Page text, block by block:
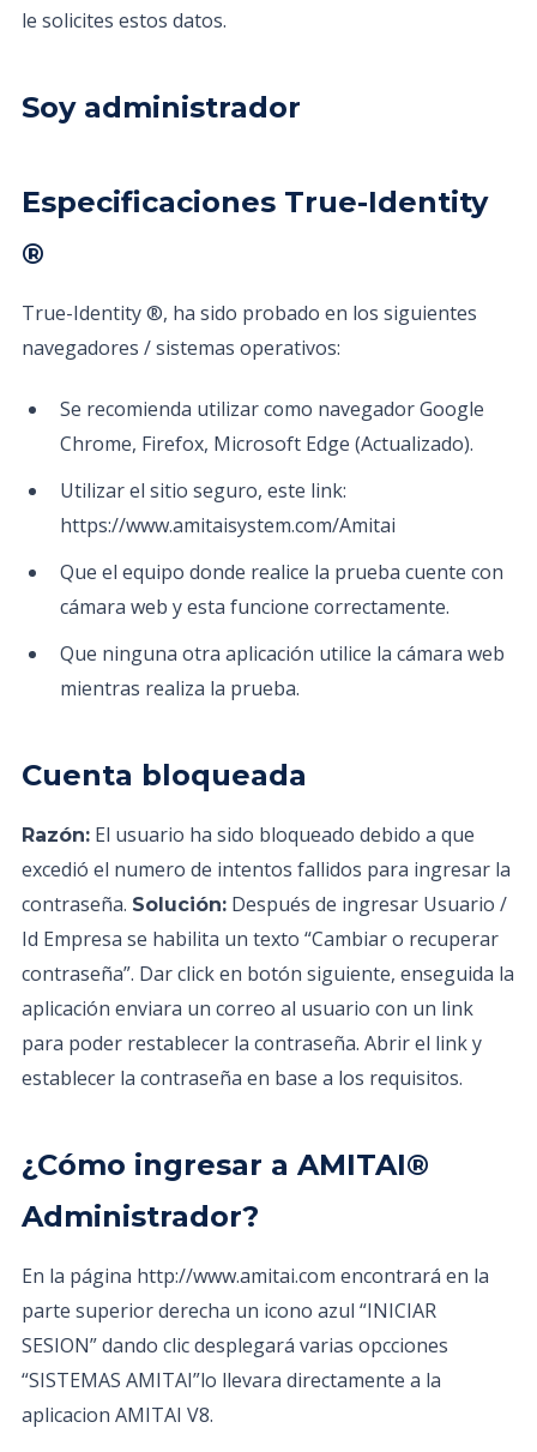
le solicites estos datos.
Soy administrador
Especificaciones True-Identity
®
True-Identity ®, ha sido probado en los siguientes
navegadores / sistemas operativos:
Se recomienda utilizar como navegador Google
Chrome, Firefox, Microsoft Edge (Actualizado).
Utilizar el sitio seguro, este link:
https://www.amitaisystem.com/Amitai
Que el equipo donde realice la prueba cuente con
cámara web y esta funcione correctamente.
Que ninguna otra aplicación utilice la cámara web
mientras realiza la prueba.
Cuenta bloqueada
Razón: El usuario ha sido bloqueado debido a que
excedió el numero de intentos fallidos para ingresar la
contraseña. Solución: Después de ingresar Usuario /
Id Empresa se habilita un texto “Cambiar o recuperar
contraseña”. Dar click en botón siguiente, enseguida la
aplicación enviara un correo al usuario con un link
para poder restablecer la contraseña. Abrir el link y
establecer la contraseña en base a los requisitos.
¿Cómo ingresar a AMITAI®
Administrador?
En la página http://www.amitai.com encontrará en la
parte superior derecha un icono azul “INICIAR
SESION” dando clic desplegará varias opcciones
“SISTEMAS AMITAI”lo llevara directamente a la
aplicacion AMITAI V8.